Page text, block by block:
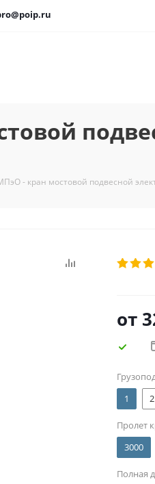
- кран мостовой подвесной
от
1
2
Пролет
3000
Полная